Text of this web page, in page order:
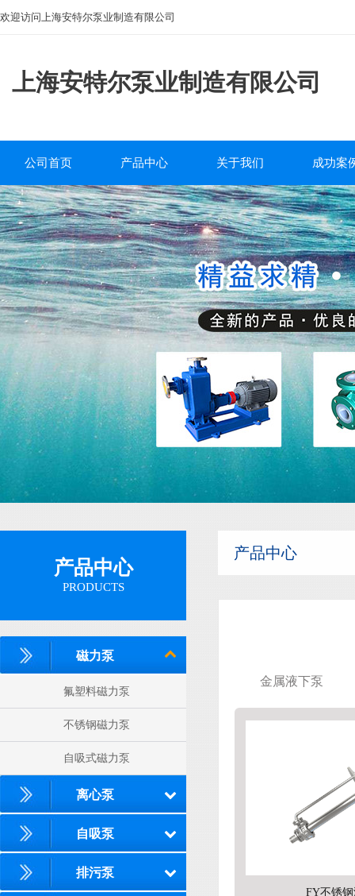
欢迎访问上海安特尔泵业制造有限公司
上海安特尔泵业制造有限公司
公司首页 产品中心
磁力泵
离心泵
自吸泵
排污泵
管道泵
关于我们
公司简介
企业文化
服务中心
研发团队
成功案
工程案
产品中心
PRODUCTS
磁力泵
氟塑料磁力泵
不锈钢磁力泵
自吸式磁力泵
离心泵
自吸泵
排污泵
产品中心
金属液下泵
FY不锈